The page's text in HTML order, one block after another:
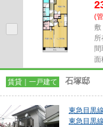
(
敷
所
面
賃貸｜一戸建て 石塚邸
東急目黒線
東急目黒線